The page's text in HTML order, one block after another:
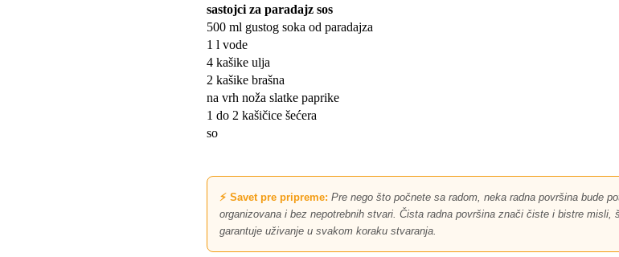
sastojci za paradajz sos
500 ml gustog soka od paradajza
1 l vode
4 kašike ulja
2 kašike brašna
na vrh noža slatke paprike
1 do 2 kašičice šećera
so
⚡ Savet pre pripreme: Pre nego što počnete sa radom, neka radna površina bude
organizovana i bez nepotrebnih stvari. Čista radna površina znači čiste i bistre misli,
garantuje uživanje u svakom koraku stvaranja.